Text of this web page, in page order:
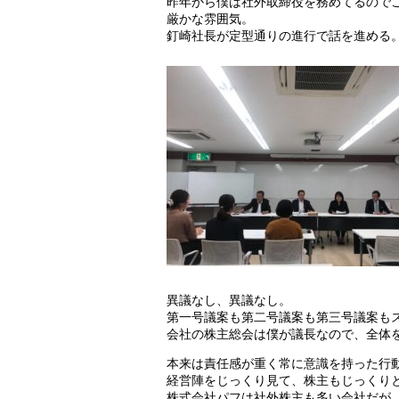
厳かな雰囲気。
釘崎社長が定型通りの進行で話を進める
異議なし、異議なし。
第一号議案も第二号議案も第三号議案も
会社の株主総会は僕が議長なので、全体
本来は責任感が重く常に意識を持った行
経営陣をじっくり見て、株主もじっくり